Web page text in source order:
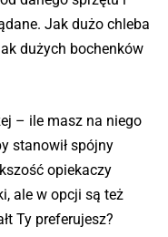
Jak dużo chleba
dużych bochenków
– ile masz na niego
stanowił spójny
opiekaczy
ale w opcji są też
Ty preferujesz?